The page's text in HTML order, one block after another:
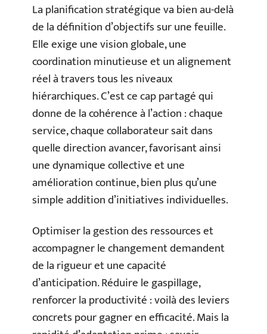
La planification stratégique va bien au-delà
de la définition d’objectifs sur une feuille.
Elle exige une vision globale, une
coordination minutieuse et un alignement
réel à travers tous les niveaux
hiérarchiques. C’est ce cap partagé qui
donne de la cohérence à l’action : chaque
service, chaque collaborateur sait dans
quelle direction avancer, favorisant ainsi
une dynamique collective et une
amélioration continue, bien plus qu’une
simple addition d’initiatives individuelles.
Optimiser la gestion des ressources et
accompagner le changement demandent
de la rigueur et une capacité
d’anticipation. Réduire le gaspillage,
renforcer la productivité : voilà des leviers
concrets pour gagner en efficacité. Mais la